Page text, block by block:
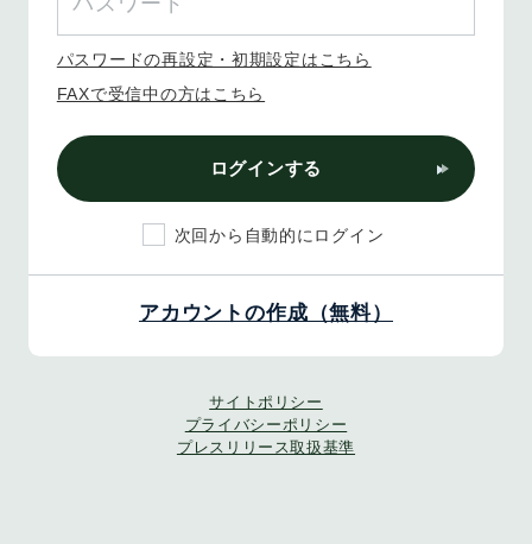
パスワードの再設定・初期設定はこちら
FAXで受信中の方はこちら
ログインする
次回から自動的にログイン
アカウントの作成（無料）
サイトポリシー
プライバシーポリシー
プレスリリース取扱基準